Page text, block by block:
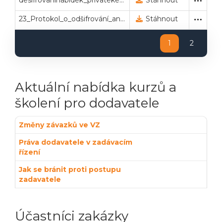
23_Protokol_o_odšifrování_anonym.pdf Protokol o odšifrování -
24. 5. 2024 14:21
Stáhnout
1 2
Aktuální nabídka kurzů a
školení pro dodavatele
Změny závazků ve VZ
Práva dodavatele v zadávacím
řízení
Jak se bránit proti postupu
zadavatele
Účastníci zakázky